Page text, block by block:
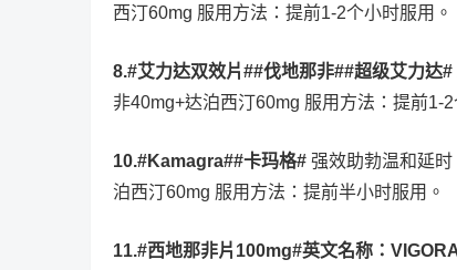
西汀60mg 服用方法：提前1-2个小时服用。
8.#艾力达双效片##伐地那非##超级艾力达#
非40mg+达泊西汀60mg 服用方法：提前1-2
10.#Kamagra##卡玛格# 强效助勃温和延
泊西汀60mg 服用方法：提前半小时服用。
11.#西地那非片100mg#英文名称：VIGORA